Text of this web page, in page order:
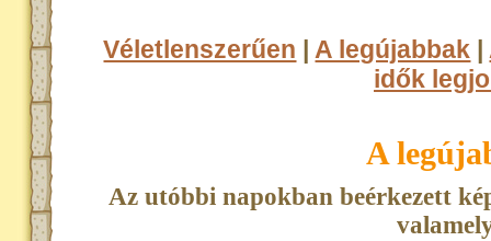
Véletlenszerűen | A legújabbak |
idők
A
Az utóbbi napokban beérkezett